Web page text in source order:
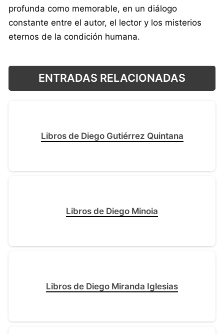
profunda como memorable, en un diálogo
constante entre el autor, el lector y los misterios
eternos de la condición humana.
ENTRADAS RELACIONADAS
Libros de Diego Gutiérrez Quintana
Libros de Diego Minoia
Libros de Diego Miranda Iglesias